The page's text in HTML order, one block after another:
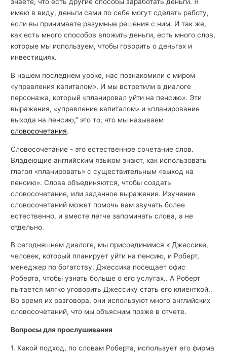
имею в виду, деньги сами по себе могут сделать работу,
если вы принимаете разумные решения с ним. И так же,
как есть много способов вложить деньги, есть много слов,
которые мы используем, чтобы говорить о деньгах и
инвестициях.
В нашем последнем уроке, нас познакомили с миром
«управления капиталом». И мы встретили в диалоге
персонажа, который «планировал уйти на пенсию». Эти
выражения, «управление капиталом» и «планирование
выхода на пенсию,” это то, что мы называем
словосочетания.
Словосочетание - это естественное сочетание слов.
Владеющие английским языком знают, как использовать
глагол «планировать» с существительным «выход на
пенсию». Слова объединяются, чтобы создать
словосочетание, или заданное выражение. Изучение
словосочетаний может помочь вам звучать более
естественно, и вместе легче запоминать слова, а не
отдельно.
В сегодняшнем диалоге, мы присоединимся к Джессике,
человек, который планирует уйти на пенсию, и Роберт,
менеджер по богатству. Джессика посещает офис
Роберта, чтобы узнать больше о его услугах.. А Роберт
пытается мягко уговорить Джессику стать его клиенткой..
Во время их разговора, они используют много английских
словосочетаний, что мы объясним позже в отчете.
Вопросы для прослушивания
1. Какой подход, по словам Роберта, использует его фирма